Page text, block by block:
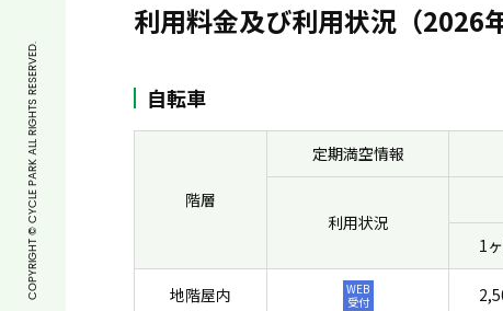
利用料金及び利用状況（2026
自転車
階層
定期満空情報
利用状況
1
地階屋内
WEB
受付
COPYRIGHT © CYCLE PARK ALL RIGHTS RESERVED.